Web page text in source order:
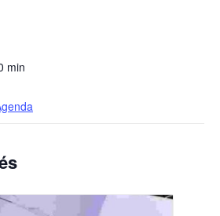
min